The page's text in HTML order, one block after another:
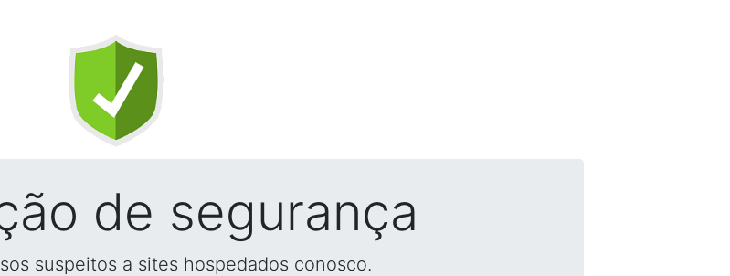
de segurança
suspeitos a sites hospedados conosco.